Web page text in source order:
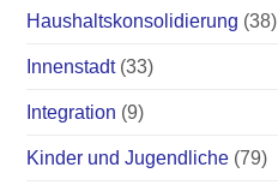
Haushaltskonsolidierung (38)
Innenstadt(33)
Integration (9)
Kinder und Jugendliche (79)